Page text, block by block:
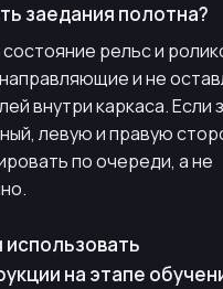
заедания полотна?
рельс и
и не
внутри каркаса. Если
левую и правую
по очереди, а не
на этапе